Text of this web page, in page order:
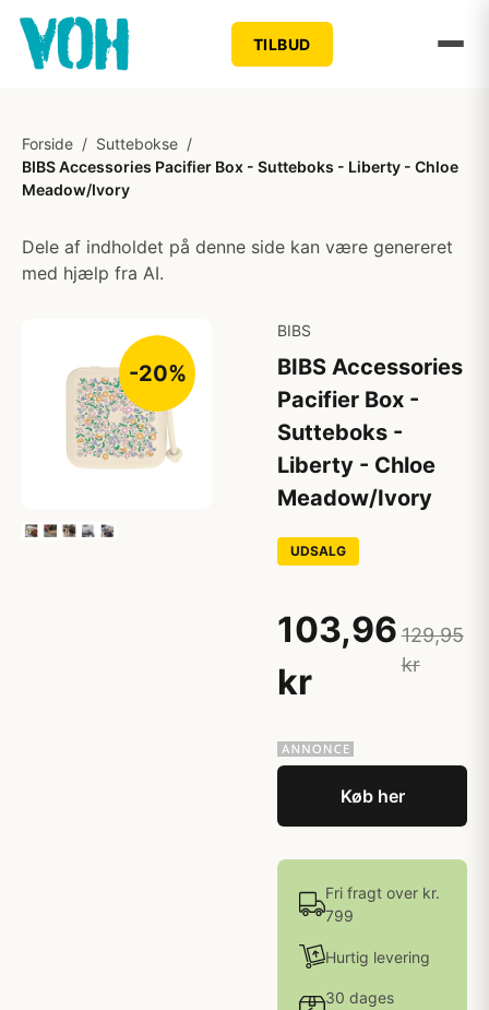
TILBUD
Forside / Suttebokse /
BIBS Accessories Pacifier Box - Sutteboks - Liberty - Chloe
Meadow/Ivory
Dele af indholdet på denne side kan være genereret
med hjælp fra AI.
-20%
BIBS
BIBS Accessories
Pacifier Box -
Sutteboks -
Liberty - Chloe
Meadow/Ivory
UDSALG
103,96
kr
129,95
kr
Køb her
Fri fragt over kr.
799
Hurtig levering
30 dages